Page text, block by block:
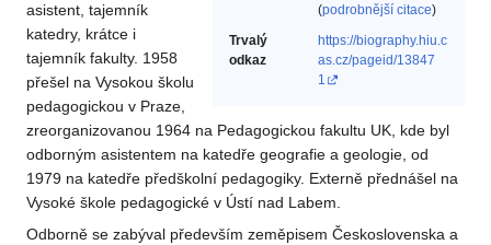
(podrobnější citace)
Trvalý
odkaz
https://biography.hiu.c
as.cz/pageid/13847
1
asistent, tajemník
katedry, krátce i
tajemník fakulty. 1958
přešel na Vysokou školu
pedagogickou v Praze,
zreorganizovanou 1964 na Pedagogickou fakultu UK, kde byl
odborným asistentem na katedře geografie a geologie, od
1979 na katedře předškolní pedagogiky. Externě přednášel na
Vysoké škole pedagogické v Ústí nad Labem.
Odborně se zabýval především zeměpisem Československa a